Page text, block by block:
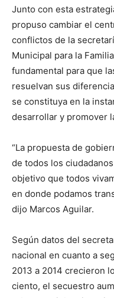
Junto con esta
propuso cambiar el
conflictos de la
Municipal para la
fundamental para que
resuelvan sus
se constituya en la
desarrollar y promover
“La propuesta de
de todos los
objetivo que todos
en donde podamos
dijo Marcos Aguilar.
Según datos del
nacional en cuanto a
2013 a 2014 crecieron
ciento, el secuestro